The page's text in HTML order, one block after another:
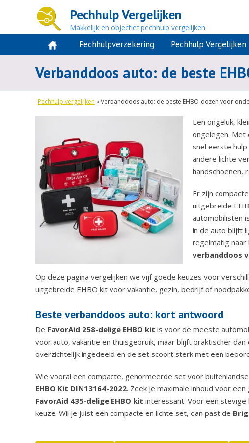
Pechhulp Vergelijken
Makkelijk en objectief pechhulp vergelijken
Pechhulpverzekering Pechhulp Vergelijken
Verbanddoos auto: de beste
Pechhulp vergelijken »Verbanddoos auto: de beste EHBO-dozen voor
Een ongeluk,
ongelegen. Met
snel eerste hulp
andere lichte
handschoenen,
Er zijn
uitgebreide
automobilisten
in de auto blijft
regelmatig naar
verbanddoos
Op deze pagina vergelijken we vijf goede keuzes voor
uitgebreide EHBO kit voor vakantie, gezin, bedrijf of
Beste verbanddoos auto: kort antwoord
De FavorAid 258-delige EHBO kit is voor de meeste
voor auto, vakantie en thuisgebruik, maar blijft praktischer
overzichtelijk ingedeeld en de set scoort sterk met een
Wie vooral een compacte, genormeerde set voor
EHBO Kit DIN13164-2022. Zoek je maximale inhoud voor
FavorAid 435-delige EHBO kit interessant. Voor een stevige
keuze. Wil je juist een compacte en lichte set, dan past de